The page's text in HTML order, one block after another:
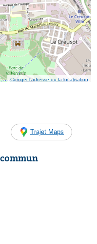
Corriger l’adresse ou la localisation
Trajet Maps